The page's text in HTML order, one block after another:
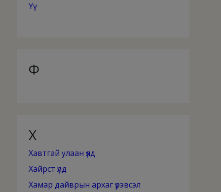
Үү
Ф
Х
Хавтгай улаан үлд
Хайрст үлд
Хамар дайврын архаг үрэвсэл